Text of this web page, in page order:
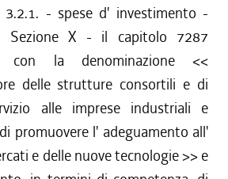
- spese d' investimento -
Sezione X - il capitolo 7287
con la denominazione <<
delle strutture consortili e di
alle imprese industriali e
promuovere l' adeguamento all'
e delle nuove tecnologie >> e